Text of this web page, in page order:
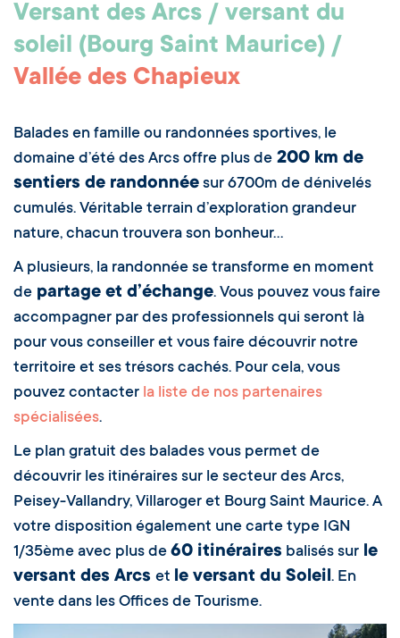
Versant des Arcs / versant du
soleil (Bourg Saint Maurice) /
Vallée des Chapieux
Balades en famille ou randonnées sportives, le
domaine d’été des Arcs offre plus de 200 km de
sentiers de randonnée sur 6700m de dénivelés
cumulés. Véritable terrain d’exploration grandeur
nature, chacun trouvera son bonheur…
A plusieurs, la randonnée se transforme en moment
de partage et d’échange. Vous pouvez vous faire
accompagner par des professionnels qui seront là
pour vous conseiller et vous faire découvrir notre
territoire et ses trésors cachés. Pour cela, vous
pouvez contacter la liste de nos partenaires
spécialisées.
Le plan gratuit des balades vous permet de
découvrir les itinéraires sur le secteur des Arcs,
Peisey-Vallandry, Villaroger et Bourg Saint Maurice. A
votre disposition également une carte type IGN
1/35ème avec plus de 60 itinéraires balisés sur le
versant des Arcs et le versant du Soleil. En
vente dans les Offices de Tourisme.